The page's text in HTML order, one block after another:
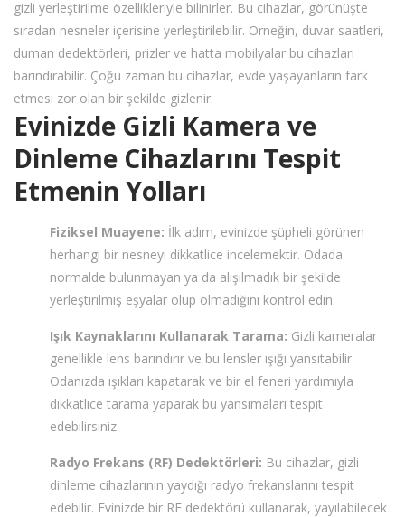
gizli yerleştirilme özellikleriyle bilinirler. Bu cihazlar, görünüşte
sıradan nesneler içerisine yerleştirilebilir. Örneğin, duvar saatleri,
duman dedektörleri, prizler ve hatta mobilyalar bu cihazları
barındırabilir. Çoğu zaman bu cihazlar, evde yaşayanların fark
etmesi zor olan bir şekilde gizlenir.
Evinizde Gizli Kamera ve
Dinleme Cihazlarını Tespit
Etmenin Yolları
Fiziksel Muayene: İlk adım, evinizde şüpheli görünen
herhangi bir nesneyi dikkatlice incelemektir. Odada
normalde bulunmayan ya da alışılmadık bir şekilde
yerleştirilmiş eşyalar olup olmadığını kontrol edin.
Işık Kaynaklarını Kullanarak Tarama: Gizli kameralar
genellikle lens barındırır ve bu lensler ışığı yansıtabilir.
Odanızda ışıkları kapatarak ve bir el feneri yardımıyla
dikkatlice tarama yaparak bu yansımaları tespit
edebilirsiniz.
Radyo Frekans (RF) Dedektörleri: Bu cihazlar, gizli
dinleme cihazlarının yaydığı radyo frekanslarını tespit
edebilir. Evinizde bir RF dedektörü kullanarak, yayılabilecek